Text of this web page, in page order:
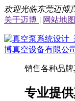
欢迎光临东莞迈博
关于迈博 | 网站地图
销售各种品牌
专业提